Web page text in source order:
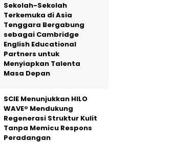
Sekolah-Sekolah
Terkemuka di Asia
Tenggara Bergabung
sebagai Cambridge
English Educational
Partners untuk
Menyiapkan Talenta
Masa Depan
SCIE Menunjukkan HILO
WAVE® Mendukung
Regenerasi Struktur Kulit
Tanpa Memicu Respons
Peradangan